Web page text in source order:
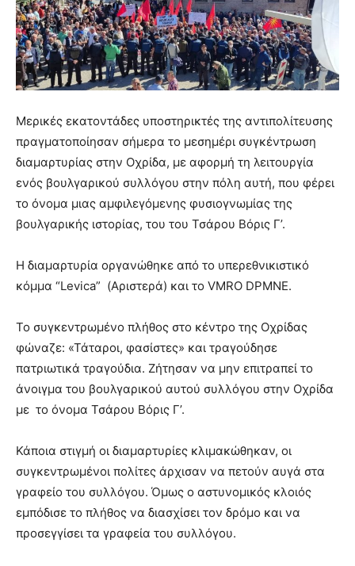
Μερικές εκατοντάδες υποστηρικτές της αντιπολίτευσης
πραγματοποίησαν σήμερα το μεσημέρι συγκέντρωση
διαμαρτυρίας στην Οχρίδα, με αφορμή τη λειτουργία
ενός βουλγαρικού συλλόγου στην πόλη αυτή, που φέρει
το όνομα μιας αμφιλεγόμενης φυσιογνωμίας της
βουλγαρικής ιστορίας, του του Τσάρου Βόρις Γ’.
Η διαμαρτυρία οργανώθηκε από το υπερεθνικιστικό
κόμμα “Levica” (Αριστερά) και το VMRO DPMNE.
Το συγκεντρωμένο πλήθος στο κέντρο της Οχρίδας
φώναζε: «Τάταροι, φασίστες» και τραγούδησε
πατριωτικά τραγούδια. Ζήτησαν να μην επιτραπεί το
άνοιγμα του βουλγαρικού αυτού συλλόγου στην Οχρίδα
με το όνομα Τσάρου Βόρις Γ’.
Κάποια στιγμή οι διαμαρτυρίες κλιμακώθηκαν, οι
συγκεντρωμένοι πολίτες άρχισαν να πετούν αυγά στα
γραφείο του συλλόγου. Όμως ο αστυνομικός κλοιός
εμπόδισε το πλήθος να διασχίσει τον δρόμο και να
προσεγγίσει τα γραφεία του συλλόγου.